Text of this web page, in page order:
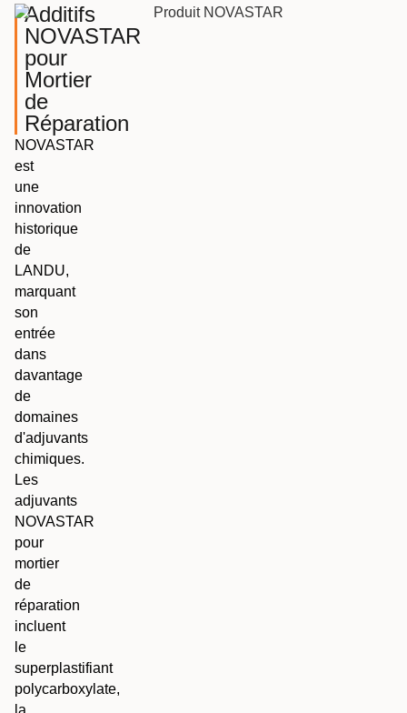
Additifs
NOVASTAR
pour
Mortier
de
Réparation
NOVASTAR
est
une
innovation
historique
de
LANDU,
marquant
son
entrée
dans
davantage
de
domaines
d'adjuvants
chimiques.
Les
adjuvants
NOVASTAR
pour
mortier
de
réparation
incluent
le
superplastifiant
polycarboxylate,
la